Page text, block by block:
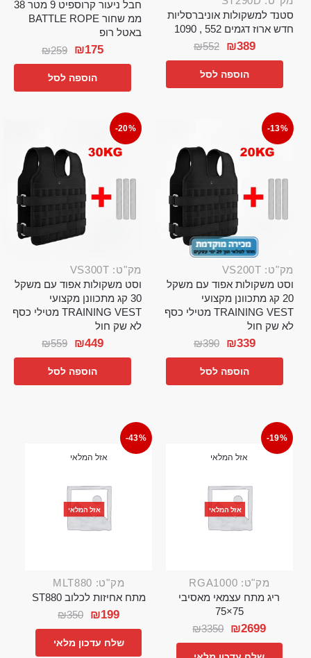
סטנד למשקולות אוניברסליות
חדש ארוז דגמים 552 , 1090
₪552 ₪389
הוספה לסל
חבל ניעור קרוספיט 9 מטר 38
ממ שחור BATTLE ROPE
באטל רופ
₪259 ₪175
הוספה לסל
-13%
מק"ט: VS200T
וסט משקולות אפוד עם משקל
20 קג מתכוונן מקצועי
TRAINING VEST מטילי כסף
לא שק חול
₪390 ₪339
הוספה לסל
-20%
מק"ט: VS300T
וסט משקולות אפוד עם משקל
30 קג מתכוונן מקצועי
TRAINING VEST מטילי כסף
לא שק חול
₪559 ₪449
הוספה לסל
-19%
אזל המלאי
אזל המלאי
מק"ט: RGA1000
ריג מתח עצמאי מאסיבי
75×75
₪3350 ₪2699
-43%
אזל המלאי
אזל המלאי
מק"ט: MLT880
מתח אחיזות לכלוב ST880
₪350 ₪199
שלח עדכון מלאי